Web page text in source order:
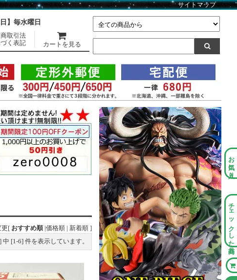
サイトマップ
】毎水曜日
取引法
く表記
カートを見る
[ おすすめ順|価格順 | 新着順 ]
] 中 [1-6] 件を表示しています。
お気に入り
チェックした商品